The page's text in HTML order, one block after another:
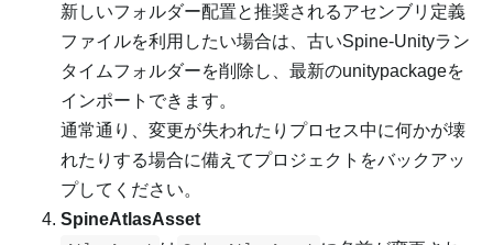
新しいフォルダー配置と推奨されるアセンブリ定義
ファイルを利用したい場合は、古いSpine-Unityラン
タイムフォルダーを削除し、最新のunitypackageを
インポートできます。
通常通り、変更が失われたりプロセス中に何かが壊
れたりする場合に備えてプロジェクトをバックアッ
プしてください。
SpineAtlasAsset